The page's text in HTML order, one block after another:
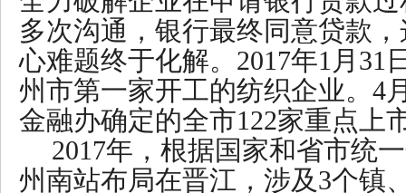
多次沟通，银行最终同意贷款
心难题终于化解。2017年1月31
州市第一家开工的纺织企业。4
金融办确定的全市122家重点上
2017年，根据国家和省市统
州南站布局在晋江，涉及3个镇